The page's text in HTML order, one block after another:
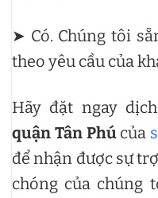
➤ Có. Chúng tôi
theo yêu cầu của
Hãy đặt ngay
quận Tân Phúcủa
để nhận được sự
chóng của chúng